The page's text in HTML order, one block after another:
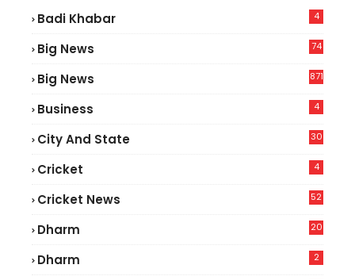
Badi Khabar 4
Big News
74
Big News 871
Business 4
City And State 30
Cricket 4
Cricket News
52
Dharm 20
Dharm 2